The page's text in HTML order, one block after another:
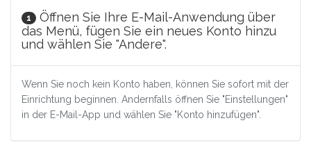
1
Öffnen Sie Ihre E-Mail-Anwendung über
das Menü, fügen Sie ein neues Konto hinzu
und wählen Sie "Andere".
Wenn Sie noch kein Konto haben, können Sie sofort mit der
Einrichtung beginnen. Andernfalls öffnen Sie "Einstellungen"
in der E-Mail-App und wählen Sie "Konto hinzufügen".